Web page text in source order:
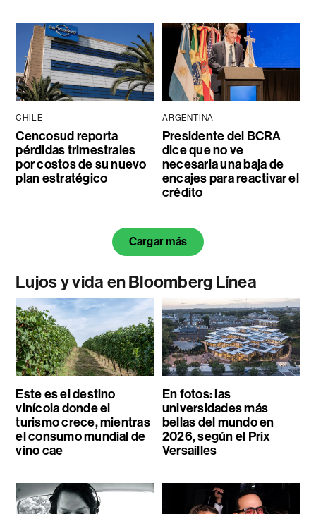
CHILE
Cencosud reporta
pérdidas trimestrales
por costos de su nuevo
plan estratégico
ARGENTINA
Presidente del BCRA
dice que no ve
necesaria una baja de
encajes para reactivar el
crédito
Cargar más
Lujos y vida en Bloomberg Línea
Este es el destino
vinícola donde el
turismo crece, mientras
el consumo mundial de
vino cae
En fotos: las
universidades más
bellas del mundo en
2026, según el Prix
Versailles